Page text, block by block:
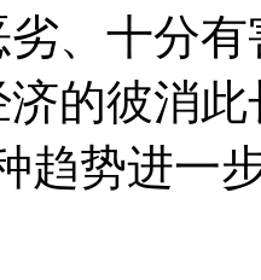
、十分
的彼消
趋势进一